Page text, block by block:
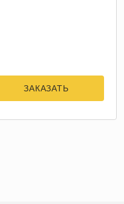
ЗАКАЗАТЬ